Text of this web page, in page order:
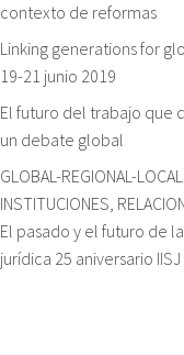
contexto de reformas
Linking generations for
19-21 junio 2019
El futuro del trabajo que
un debate global
GLOBAL-REGIONAL-LOCAL.
INSTITUCIONES,
El pasado y el futuro de
jurídica 25 aniversario IISJ